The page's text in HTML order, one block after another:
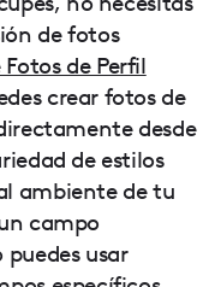
de fotos
de Perfil
crear fotos de
desde
de estilos
ambiente de tu
campo
usar